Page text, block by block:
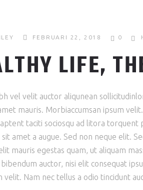
FEBRUARI 22, 2018 0
LIFE,
vel velit auctor aliqunean
mauris. Morbiaccumsan ipsum
taciti sociosqu ad litora
amet a augue. Sed non neque elit.
mauris egestas quam, ut aliquam
auctor, nisi elit consequat
velit. Nam nec tellus a odio tincidunt